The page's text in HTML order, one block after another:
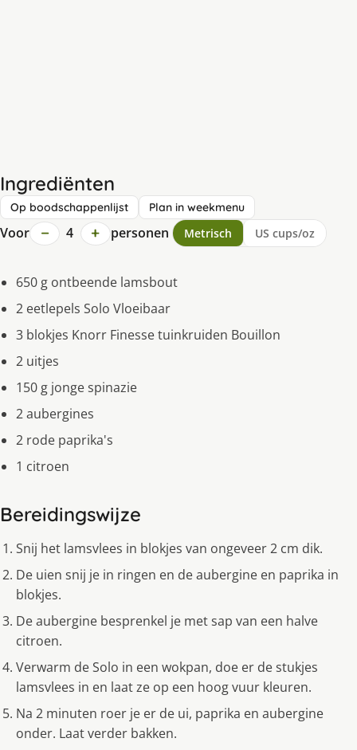
Ingrediënten
Op boodschappenlijst Plan in weekmenu
Voor − 4 + personen Metrisch US cups/oz
650 g ontbeende lamsbout
2 eetlepels Solo Vloeibaar
3 blokjes Knorr Finesse tuinkruiden Bouillon
2 uitjes
150 g jonge spinazie
2 aubergines
2 rode paprika's
1 citroen
Bereidingswijze
Snij het lamsvlees in blokjes van ongeveer 2 cm dik.
De uien snij je in ringen en de aubergine en paprika in
blokjes.
De aubergine besprenkel je met sap van een halve
citroen.
Verwarm de Solo in een wokpan, doe er de stukjes
lamsvlees in en laat ze op een hoog vuur kleuren.
Na 2 minuten roer je er de ui, paprika en aubergine
onder. Laat verder bakken.